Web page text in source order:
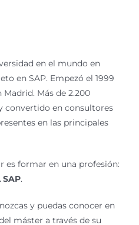
en el mundo en
en SAP. Empezó el 1999
Más de 2.200
convertido en consultores
en las principales
es formar en una profesión:
SAP.
y puedas conocer en
máster a través de su